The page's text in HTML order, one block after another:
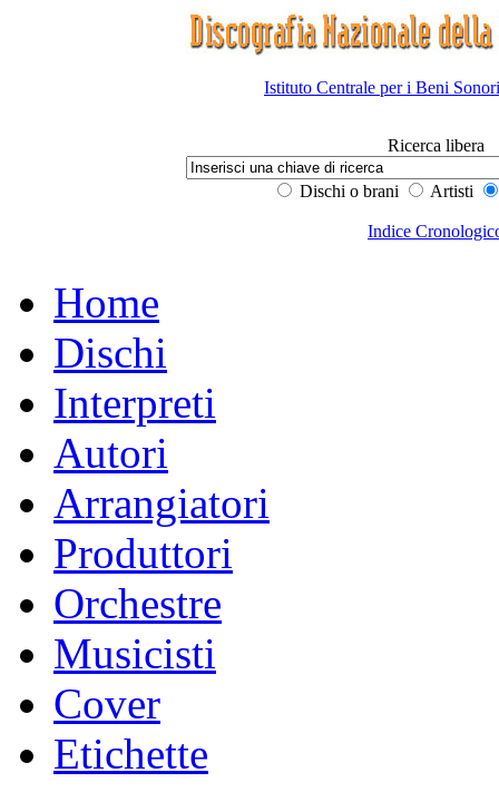
Istituto Centrale per i Beni
Ricerca libera
Dischi o brani Artisti
Indice
Home
Dischi
Interpreti
Autori
Arrangiatori
Produttori
Orchestre
Musicisti
Cover
Etichette